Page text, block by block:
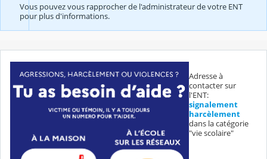
Vous pouvez vous rapprocher de l'administrateur de votre ENT
pour plus d'informations.
Adresse à
contacter sur
l'ENT:
signalement
harcèlement
dans la catégorie
"vie scolaire"